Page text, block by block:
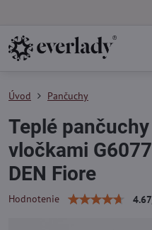
Úvod Pančuchy
Teplé
vločkami
DEN Fiore
Hodnotenie 4.67